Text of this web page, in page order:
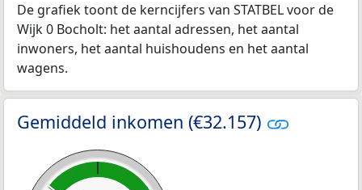
De grafiek toont de kerncijfers van STATBEL voor de
Wijk 0 Bocholt: het aantal adressen, het aantal
inwoners, het aantal huishoudens en het aantal
wagens.
Gemiddeld inkomen (€32.157)